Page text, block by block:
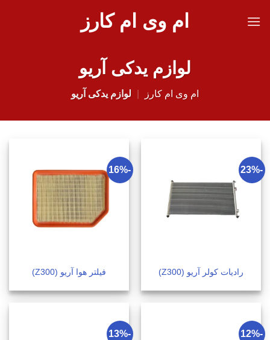
ام وی ام کارز
لوازم یدکی آریو
ام وی ام کارز لوازم یدکی آریو
-23%
رادیات کولر آریو (Z300)
-16%
فیلتر هوا آریو (Z300)
-12%
-13%